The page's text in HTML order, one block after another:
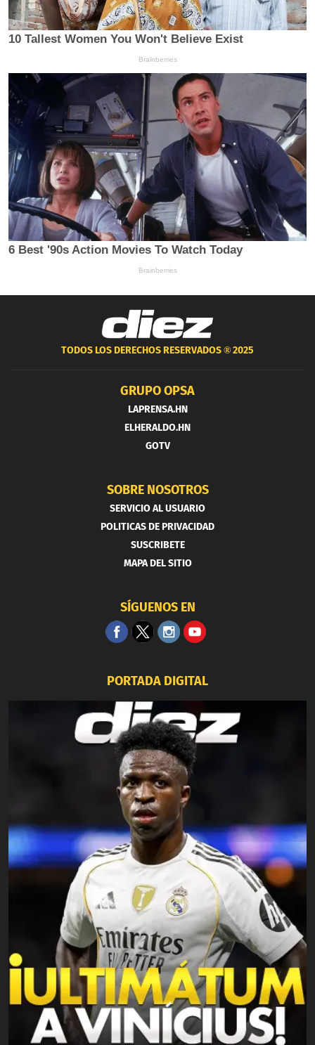
TODOS LOS DERECHOS RESERVADOS ®2025
GRUPO OPSA
LAPRENSA.HN
ELHERALDO.HN
GOTV
SOBRE NOSOTROS
SERVICIO AL USUARIO
POLITICAS DE PRIVACIDAD
SUSCRIBETE
MAPA DEL SITIO
SÍGUENOS EN
PORTADA DIGITAL